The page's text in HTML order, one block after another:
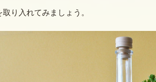
り入れてみましょう。